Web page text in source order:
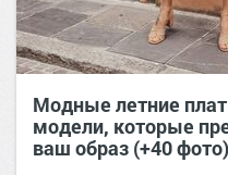
Модные летние
модели, которые
ваш образ (+40 фото)